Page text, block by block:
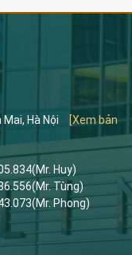
Hà Nội
[Xem bản
(Mr. Huy)
(Mr. Tùng)
(Mr. Phong)